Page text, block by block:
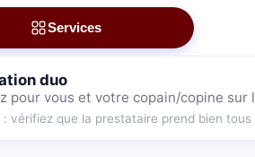
Services
duo
pour vous et votre copain/copine sur
vérifiez que la prestataire prend bien tous